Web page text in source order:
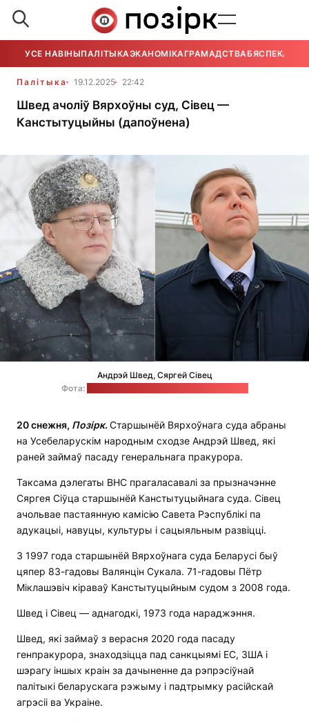
УСЕ НАВІНЫПАЛІТЫКАЭКАНОМІКАГРАМАДСТВАБЯСПЕКА
Палітыка 19.12.2025 22:42
Швед ачоліў Вярхоўны суд, Сівец —
Канстытуцыйны (дапоўнена)
Андрэй Швед, Сяргей Сівец
Фота:
20 снежня, Позірк. Старшынёй Вярхоўнага суда абраны
на Усебеларускім народным сходзе Андрэй Швед, які
раней займаў пасаду генеральнага пракурора.
Таксама дэлегаты ВНС прагаласавалі за прызначэнне
Сяргея Сіўца старшынёй Канстытуцыйнага суда. Сівец
ачольвае пастаянную камісію Савета Рэспублікі па
адукацыі, навуцы, культуры і сацыяльным развіцці.
З 1997 года старшынёй Вярхоўнага суда Беларусі быў
цяпер 83-гадовы Валянцін Сукала. 71-гадовы Пётр
Міклашэвіч кіраваў Канстытуцыйным судом з 2008 года.
Швед і Сівец — аднагодкі, 1973 года нараджэння.
Швед, які займаў з верасня 2020 года пасаду
генпракурора, знаходзіцца пад санкцыямі ЕС, ЗША і
шэрагу іншых краін за дачыненне да рэпрэсіўнай
палітыкі беларускага рэжыму і падтрымку расійскай
агрэсіі ва Украіне.